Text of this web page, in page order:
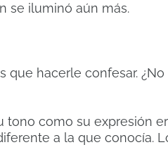
se iluminó aún más.
que hacerle confesar.
tono como su expresión
a la que conocía.